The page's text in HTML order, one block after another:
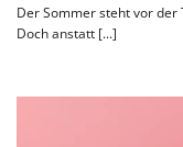
Der Sommer steht vor
Doch anstatt [...]